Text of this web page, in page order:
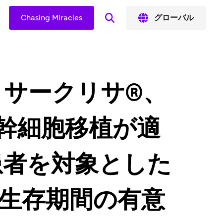
Chasing Miracles グローバル
ークリサ®、
細胞移植が適
を対象とした
存期間の有意